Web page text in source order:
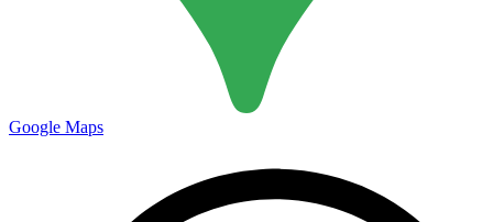
Google Maps